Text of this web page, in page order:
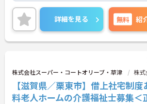
大手企業ならではの研修制度・福利厚生もあり
心して長くお勤めいただけます。
ご興味のある方には、面接対策ポイントなど、
に詳細をお話しいたしますのでお気軽にご相談
さい！
詳細を見る 無料 紹
株式会社スーパー・コートオリーブ・草津 株式
【滋賀県／栗東市】借上社宅制
料老人ホームの介護福祉士募集＜